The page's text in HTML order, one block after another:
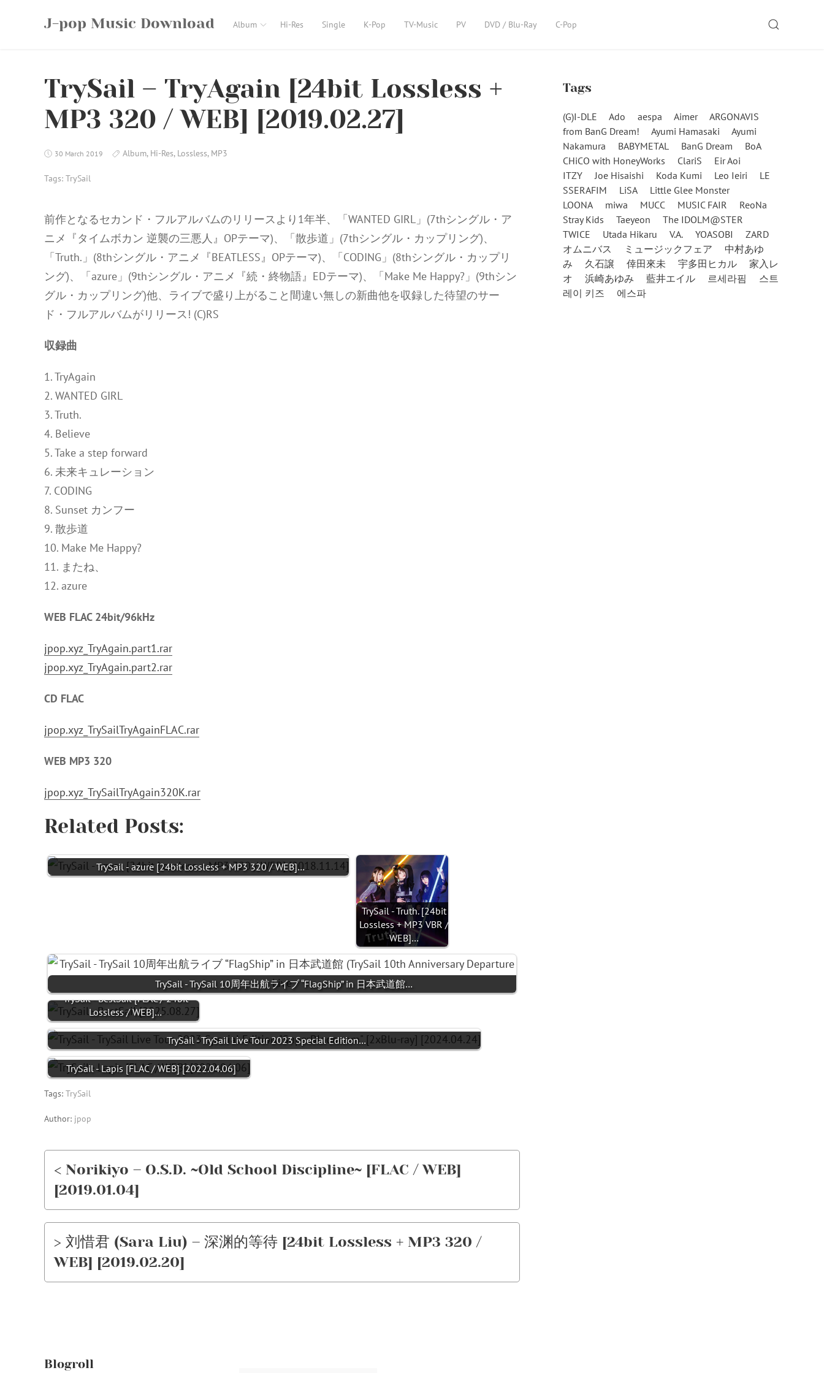
J-pop Music Download Album Hi-Res Single K-Pop TV-Music PV DVD / Blu-Ray C-Pop SEARCH
TrySail – TryAgain [24bit Lossless +
MP3 320 / WEB] [2019.02.27]
30 March 2019 Album, Hi-Res, Lossless, MP3
Tags: TrySail
前作となるセカンド・フルアルバムのリリースより1年半、「WANTED GIRL」(7thシングル・ア
ニメ『タイムボカン 逆襲の三悪人』OPテーマ)、「散歩道」(7thシングル・カップリング)、
「Truth.」(8thシングル・アニメ『BEATLESS』OPテーマ)、「CODING」(8thシングル・カップリ
ング)、「azure」(9thシングル・アニメ『続・終物語』EDテーマ)、「Make Me Happy?」(9thシン
グル・カップリング)他、ライブで盛り上がること間違い無しの新曲他を収録した待望のサー
ド・フルアルバムがリリース! (C)RS
収録曲
1. TryAgain
2. WANTED GIRL
3. Truth.
4. Believe
5. Take a step forward
6. 未来キュレーション
7. CODING
8. Sunset カンフー
9. 散歩道
10. Make Me Happy?
11. またね、
12. azure
WEB FLAC 24bit/96kHz
jpop.xyz_TryAgain.part1.rar
jpop.xyz_TryAgain.part2.rar
CD FLAC
jpop.xyz_TrySailTryAgainFLAC.rar
WEB MP3 320
jpop.xyz_TrySailTryAgain320K.rar
Related Posts:
TrySail - azure [24bit Lossless + MP3 320 / WEB]…
TrySail - Truth. [24bit
Lossless + MP3 VBR /
WEB]…
TrySail - TrySail 10周年出航ライブ “FlagShip” in 日本武道館…
TrySail - BestSail [FLAC / 24bit
Lossless / WEB]…
TrySail - TrySail Live Tour 2023 Special Edition…
TrySail - Lapis [FLAC / WEB] [2022.04.06]
Tags: TrySail
Author: jpop
< Norikiyo – O.S.D. ~Old School Discipline~ [FLAC / WEB]
[2019.01.04]
> 刘惜君 (Sara Liu) – 深渊的等待 [24bit Lossless + MP3 320 /
WEB] [2019.02.20]
Tags
(G)I-DLE Ado aespa Aimer
ARGONAVIS
from BanG Dream!
Ayumi Hamasaki
Ayumi
Nakamura
BABYMETAL BanG Dream
BoA
CHiCO with HoneyWorks
ClariS
Eir Aoi
ITZY
Joe Hisaishi Koda Kumi Leo Ieiri
LE
SSERAFIM
LiSA
Little Glee Monster
LOONA
miwa MUCC MUSIC FAIR
ReoNa
Stray Kids
Taeyeon
The IDOLM@STER
TWICE
Utada Hikaru V.A. YOASOBI
ZARD
オムニバス
ミュージックフェア
中村あゆ
み
久石譲 倖田來未 宇多田ヒカル
家入レ
オ
浜崎あゆみ 藍井エイル 르세라핌
스트
레이 키즈
에스파
Blogroll